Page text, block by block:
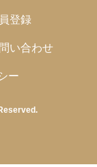
登録
い合わせ
ー